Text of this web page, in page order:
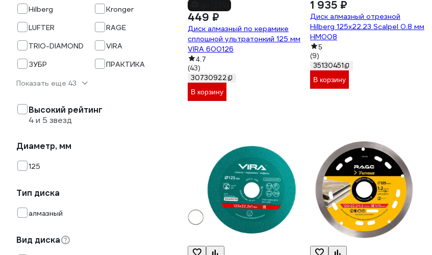
Hilberg
Kronger
LUFTER
RAGE
TRIO-DIAMOND
VIRA
ЗУБР
ПРАКТИКА
Показать еще 43
Высокий рейтинг
4 и 5 звезд
Диаметр, мм
125
Тип диска
алмазный
Вид диска
449 ₽
Диск алмазный по керамике
сплошной ультратонкий 125 мм
VIRA 600126
4.7
(43)
30730922
В корзину
1 935 ₽
Диск алмазный отрезной
Hilberg 125x22.23 Scalpel 0.8 мм
HM008
5
(9)
35130451
В корзину